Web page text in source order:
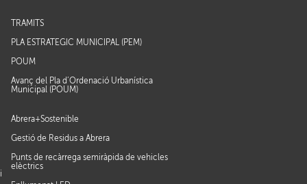
TRÀMITS
PLA ESTRATÈGIC MUNICIPAL (PEM)
POUM
Avanç del Pla d’Ordenació Urbanística
Municipal (POUM)
Abrera+Sostenible
Gestió de Residus a Abrera
Punts de recàrrega semiràpida de vehicles
elèctrics